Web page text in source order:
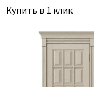
Купить в 1 клик